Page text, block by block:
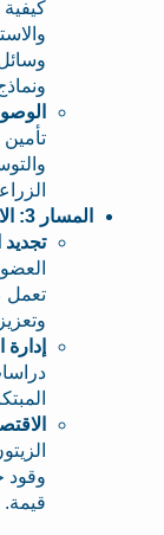
المسار 3: الاستدامة والتحدي المناخي.
تجديد
تعمل
وقود
قيمة.